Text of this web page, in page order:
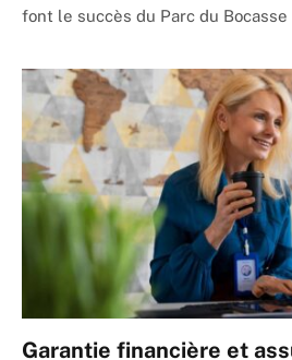
font le succès du Parc du Bocasse
Garantie financière et